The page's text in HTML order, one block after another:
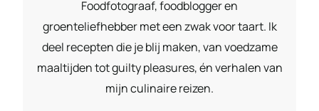
Foodfotograaf, foodblogger en
groenteliefhebber met een zwak voor taart. Ik
deel recepten die je blij maken, van voedzame
maaltijden tot guilty pleasures, én verhalen van
mijn culinaire reizen.